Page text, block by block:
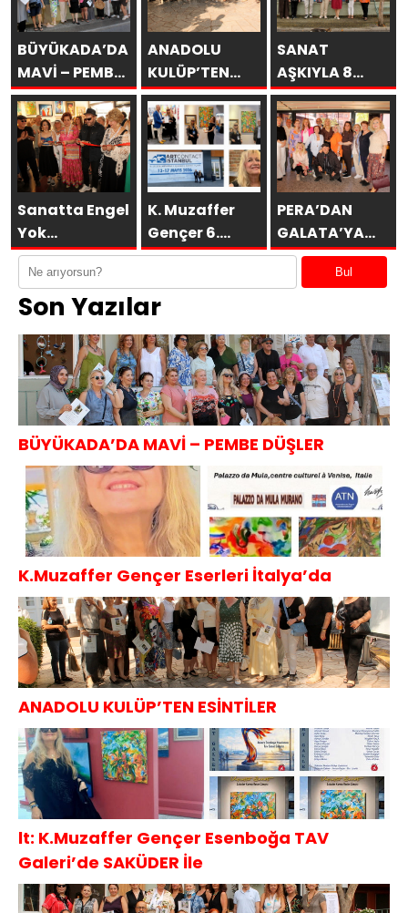
BÜYÜKADA’DA
MAVİ – PEMBE
DÜŞLER
ANADOLU
KULÜP’TEN
ESİNTİLER
SANAT
AŞKIYLA 8
AÇILDI
Sanatta Engel
Yok
Vakfı’ndan
Anlamlı
Sosyal
Projesi
K. Muzaffer
Gençer 6.
ARTCONTACT
SAKÜDER ile
PERA’DAN
GALATA’YA
GURUBU
BAHARABul
Son Yazılar
BÜYÜKADA’DA MAVİ – PEMBE DÜŞLER
K.Muzaffer Gençer Eserleri İtalya’da
ANADOLU KULÜP’TEN ESİNTİLER
lt: K.Muzaffer Gençer Esenboğa TAV
Galeri’de SAKÜDER İle